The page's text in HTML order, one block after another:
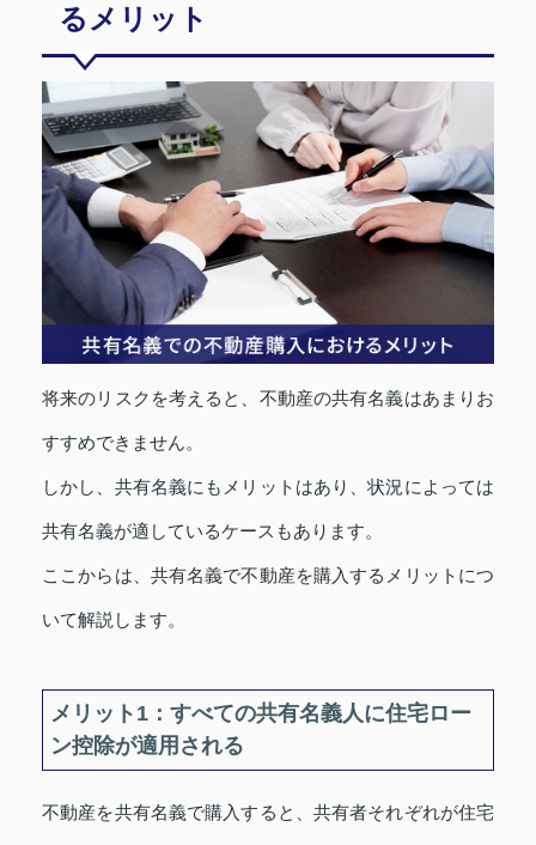
るメリット
将来のリスクを考えると、不動産の共有名義はあまりお
すすめできません。
しかし、共有名義にもメリットはあり、状況によっては
共有名義が適しているケースもあります。
ここからは、共有名義で不動産を購入するメリットにつ
いて解説します。
メリット1：すべての共有名義人に住宅ロー
ン控除が適用される
不動産を共有名義で購入すると、共有者それぞれが住宅